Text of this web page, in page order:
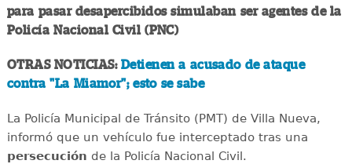
para pasar desapercibidos simulaban ser agentes de la
Policía Nacional Civil (PNC)
OTRAS NOTICIAS: Detienen a acusado de ataque
contra "La Miamor"; esto se sabe
La Policía Municipal de Tránsito (PMT) de Villa Nueva,
informó que un vehículo fue interceptado tras una
persecución de la Policía Nacional Civil.